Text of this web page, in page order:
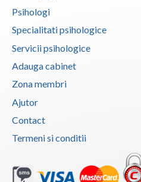
Psihologi
Specialitati psihologice
Servicii psihologice
Adauga cabinet
Zona membri
Ajutor
Contact
Termeni si conditii